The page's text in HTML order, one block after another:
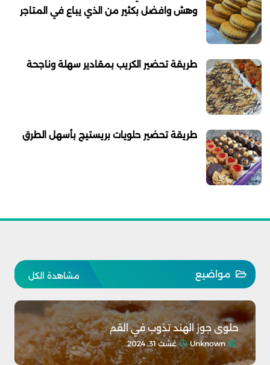
وهش وافضل بكثير من الذي يباع في المتاجر
طريقة تحضير الكريب بمقادير سهلة وناجحة
طريقة تحضير حلويات بريستيج بأسهل الطرق
مشاهدة الكل مواضيع
حلوى جوز الهند تذوب في القم
Unknown غشت 31, 2024